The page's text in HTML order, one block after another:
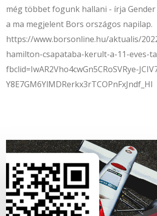
még többet fogunk hallani - írja
a ma megjelent Bors országos napilap.
https://www.borsonline.hu/aktualis/
hamilton-csapataba-kerult-a-11-eves-
fbclid=IwAR2Vho4cwGn5CRoSVRye-
Y8E7GM6YlMDRerkx3rTCOPnFxJndf_HI